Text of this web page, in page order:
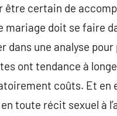
être certain de
mariage doit se faire
dans une analyse
ont tendance à
coûts. Et
toute récit sexuel à